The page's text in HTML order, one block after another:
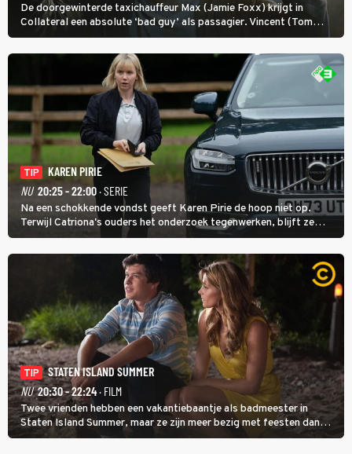
De doorgewinterde taxichauffeur Max (Jamie Foxx) krijgt in
Collateral een absolute ‘bad guy’ als passagier. Vincent (Tom
Cruise) heeft hem nodig om hem de stad door te loodsen om een
wel heel lugubere reden.
TIP
KAREN PIRIE
NU 20:25 - 22:00· SERIE
Na een schokkende vondst geeft Karen Pirie de hoop niet op.
Terwijl Catriona's ouders het onderzoek tegenwerken, blijft ze
speuren naar Adam. In deze slotaflevering van Karen Pirie leidt het
spoor via Frankrijk en Italië naar Malta.
TIP
STATEN ISLAND SUMMER
NU 20:30 - 22:24· FILM
Twee vrienden hebben een vakantiebaantje als badmeester in
Staten Island Summer, maar ze zijn meer bezig met feesten dan
met werken.